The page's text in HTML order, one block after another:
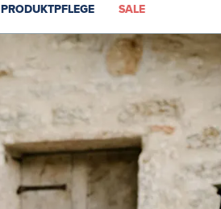
PRODUKTPFLEGE SALE